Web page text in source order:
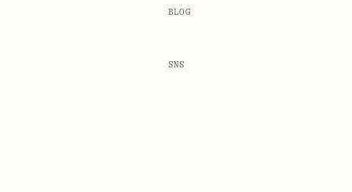
BLOG
SNS